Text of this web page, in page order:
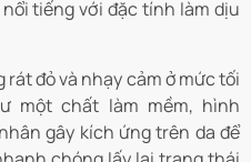
tiếng với đặc tính làm dịu
đỏ và nhạy cảm ở mức tối
một chất làm mềm, hình
gây kích ứng trên da để